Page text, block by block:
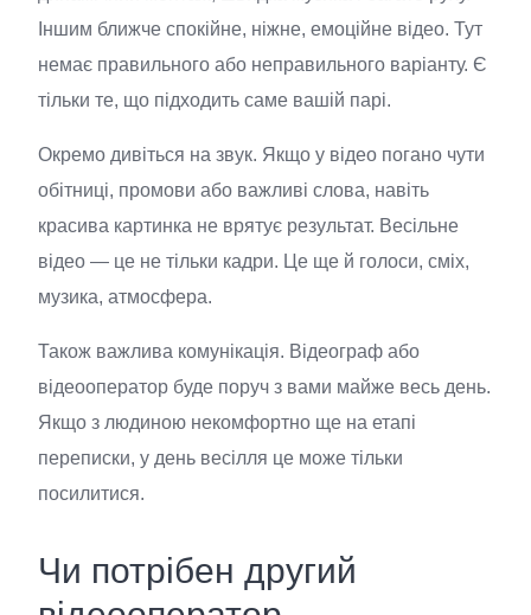
Іншим ближче спокійне, ніжне, емоційне відео. Тут
немає правильного або неправильного варіанту. Є
тільки те, що підходить саме вашій парі.
Окремо дивіться на звук. Якщо у відео погано чути
обітниці, промови або важливі слова, навіть
красива картинка не врятує результат. Весільне
відео — це не тільки кадри. Це ще й голоси, сміх,
музика, атмосфера.
Також важлива комунікація. Відеограф або
відеооператор буде поруч з вами майже весь день.
Якщо з людиною некомфортно ще на етапі
переписки, у день весілля це може тільки
посилитися.
Чи потрібен другий